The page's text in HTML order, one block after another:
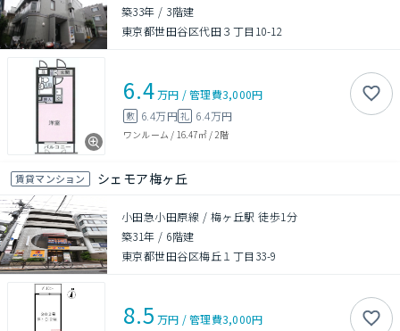
築33年 / 3階建
東京都世田谷区代田３丁目10-12
6.4万円 /管理費3,000円
敷 6.4万円礼 6.4万円
ワンルーム / 16.47㎡/ 2階
賃貸マンション シェモア梅ヶ丘
小田急小田原線 / 梅ヶ丘駅 徒歩1分
築31年 / 6階建
東京都世田谷区梅丘１丁目33-9
8.5 万円 /管理費3,000円